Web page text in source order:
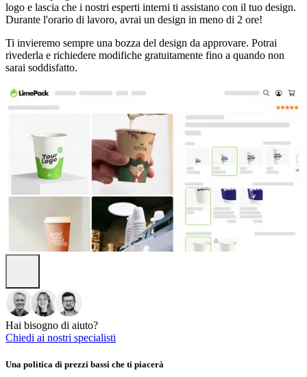
logo e lascia che i nostri esperti interni ti assistano con il tuo design.
Durante l'orario di lavoro, avrai un design in meno di 2 ore!
Ti invieremo sempre una bozza del design da approvare. Potrai
rivederla e richiedere modifiche gratuitamente fino a quando non
sarai soddisfatto.
Hai bisogno di aiuto?
Chiedi ai nostri specialisti
Una politica di prezzi bassi che ti piacerà